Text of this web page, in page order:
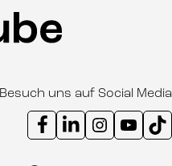
Besuch uns auf Social Media
Instagram Kanal digicube
Youtube Kanal